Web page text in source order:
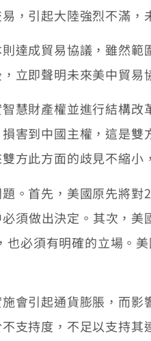
，引起大陸強烈不滿，
成貿易協議，雖然範
立即聲明未來美中貿
財產權並進行結構改
害到中國主權，這是
方此方面的歧見不縮小
首先，美國原先將對
須做出決定。其次，
必須有明確的立場。
引起通貨膨脹，而影
支持度，不足以支持